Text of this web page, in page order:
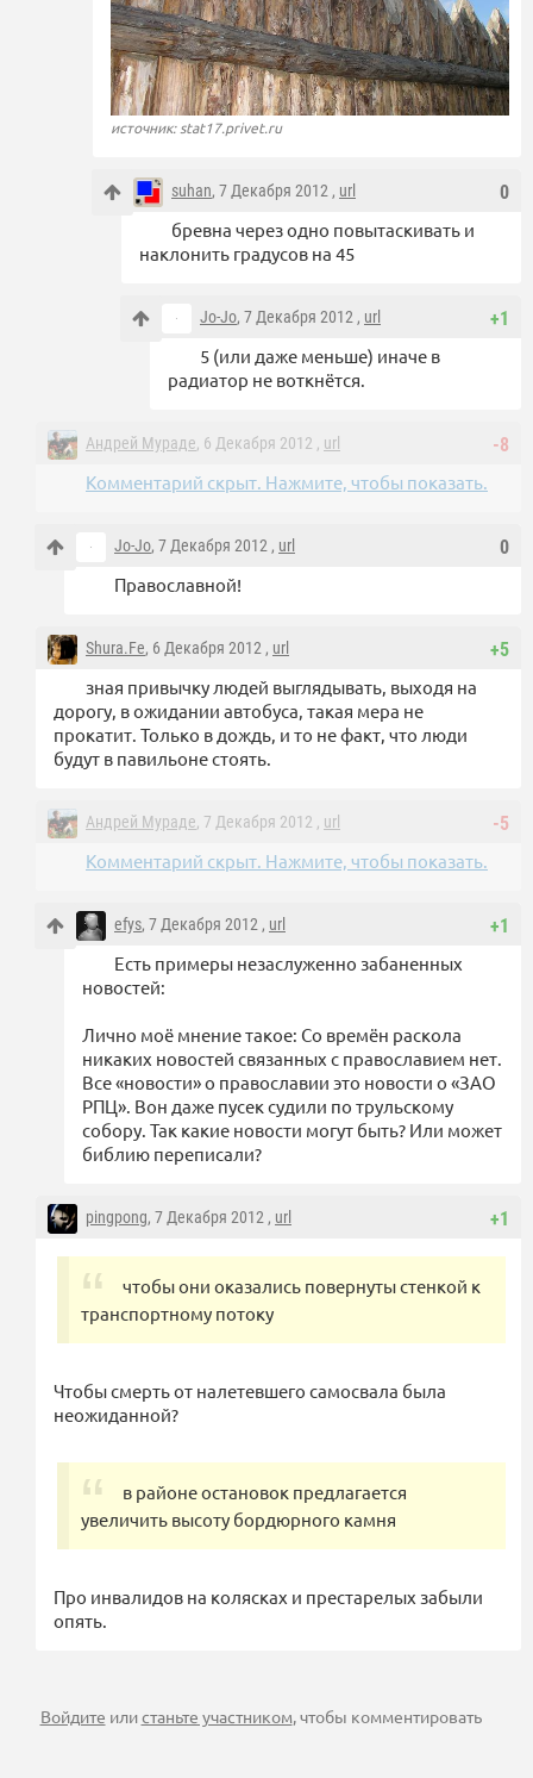
источник: stat17.privet.ru
0
suhan, 7 Декабря 2012 , url
бревна через одно повытаскивать и
наклонить градусов на 45
+1
Jo-Jo, 7 Декабря 2012 , url
5 (или даже меньше) иначе в
радиатор не воткнётся.
-8
Андрей Мураде, 6 Декабря 2012 , url
Комментарий скрыт. Нажмите, чтобы показать.
0
Jo-Jo, 7 Декабря 2012 , url
Православной!
+5
Shura.Fe, 6 Декабря 2012 , url
зная привычку людей выглядывать, выходя на
дорогу, в ожидании автобуса, такая мера не
прокатит. Только в дождь, и то не факт, что люди
будут в павильоне стоять.
-5
Андрей Мураде, 7 Декабря 2012 , url
Комментарий скрыт. Нажмите, чтобы показать.
+1
efys, 7 Декабря 2012 , url
Есть примеры незаслуженно забаненных
новостей:
Лично моё мнение такое: Со времён раскола
никаких новостей связанных с православием нет.
Все «новости» о православии это новости о «ЗАО
РПЦ». Вон даже пусек судили по трульскому
собору. Так какие новости могут быть? Или может
библию переписали?
+1
pingpong, 7 Декабря 2012 , url
чтобы они оказались повернуты стенкой к
транспортному потоку
Чтобы смерть от налетевшего самосвала была
неожиданной?
в районе остановок предлагается
увеличить высоту бордюрного камня
Про инвалидов на колясках и престарелых забыли
опять.
Войдите илистаньте участником , чтобы комментировать